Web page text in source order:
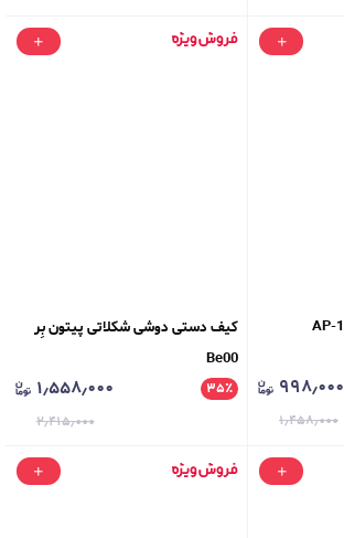
۹۹۸٫۰۰۰
۱٫۴۵۸٫۰۰۰
کیف دستی دوشی شکلاتی پیتون بِر
Be00
۳۵٪ ۱٫۵۵۸٫۰۰۰
۲٫۴۱۵٫۰۰۰